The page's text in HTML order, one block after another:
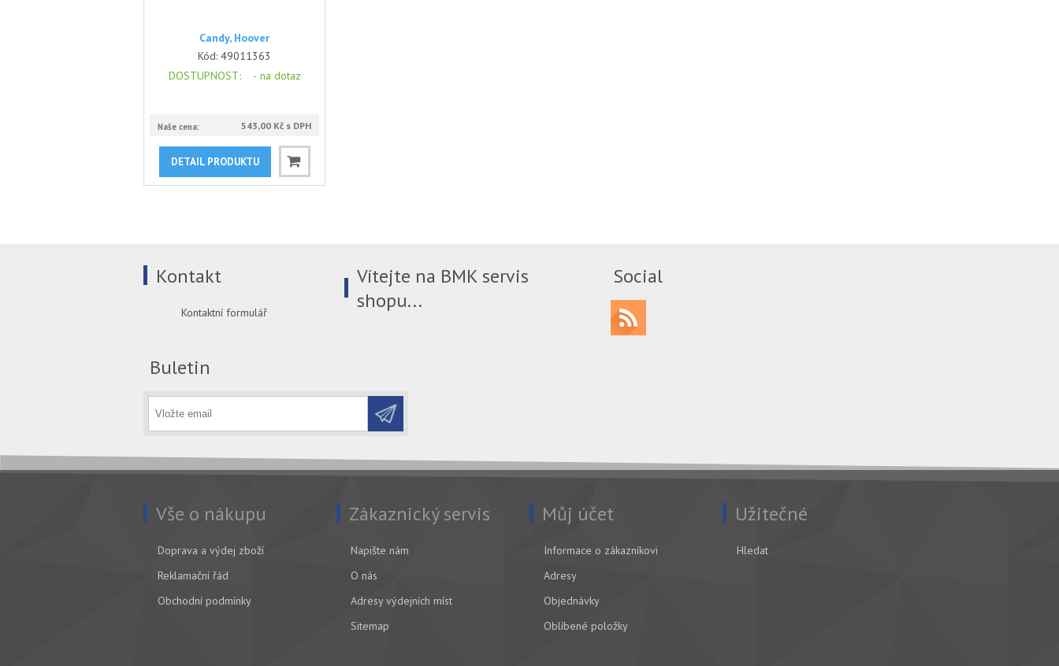
Candy, Hoover
Kód: 49011363
DOSTUPNOST: - na dotaz
Naše cena: 543,00 Kč s DPH
DETAIL PRODUKTU
Kontakt
Kontaktní formulář
Vítejte na BMK servis
shopu...
Social
Buletin
Vše o nákupu
Doprava a výdej zboží
Reklamační řád
Obchodní podmínky
Zákaznický servis
Napište nám
O nás
Adresy výdejních míst
Sitemap
Můj účet
Informace o zákazníkovi
Adresy
Objednávky
Oblíbené položky
Užitečné
Hledat